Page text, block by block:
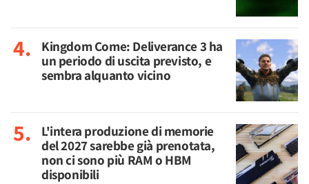
Kingdom Come: Deliverance 3 ha
un periodo di uscita previsto, e
sembra alquanto vicino
L'intera produzione di memorie
del 2027 sarebbe già prenotata,
non ci sono più RAM o HBM
disponibili